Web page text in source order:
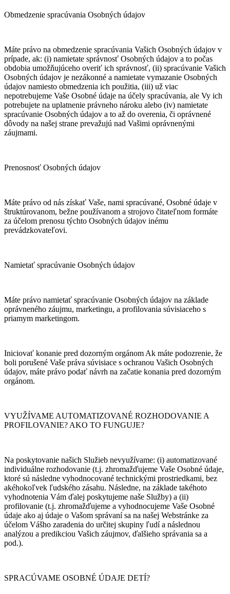
Obmedzenie spracúvania Osobných údajov
Máte právo na obmedzenie spracúvania Vašich Osobných údajov v
prípade, ak: (i) namietate správnosť Osobných údajov a to počas
obdobia umožňujúceho overiť ich správnosť, (ii) spracúvanie Vašich
Osobných údajov je nezákonné a namietate vymazanie Osobných
údajov namiesto obmedzenia ich použitia, (iii) už viac
nepotrebujeme Vaše Osobné údaje na účely spracúvania, ale Vy ich
potrebujete na uplatnenie právneho nároku alebo (iv) namietate
spracúvanie Osobných údajov a to až do overenia, či oprávnené
dôvody na našej strane prevažujú nad Vašimi oprávnenými
záujmami.
Prenosnosť Osobných údajov
Máte právo od nás získať Vaše, nami spracúvané, Osobné údaje v
štruktúrovanom, bežne používanom a strojovo čitateľnom formáte
za účelom prenosu týchto Osobných údajov inému
prevádzkovateľovi.
Namietať spracúvanie Osobných údajov
Máte právo namietať spracúvanie Osobných údajov na základe
oprávneného záujmu, marketingu, a profilovania súvisiaceho s
priamym marketingom.
Iniciovať konanie pred dozorným orgánom Ak máte podozrenie, že
boli porušené Vaše práva súvisiace s ochranou Vašich Osobných
údajov, máte právo podať návrh na začatie konania pred dozorným
orgánom.
VYUŽÍVAME AUTOMATIZOVANÉ ROZHODOVANIE A
PROFILOVANIE? AKO TO FUNGUJE?
Na poskytovanie našich Služieb nevyužívame: (i) automatizované
individuálne rozhodovanie (t.j. zhromažďujeme Vaše Osobné údaje,
ktoré sú následne vyhodnocované technickými prostriedkami, bez
akéhokoľvek ľudského zásahu. Následne, na základe takéhoto
vyhodnotenia Vám ďalej poskytujeme naše Služby) a (ii)
profilovanie (t.j. zhromažďujeme a vyhodnocujeme Vaše Osobné
údaje ako aj údaje o Vašom správaní sa na našej Webstránke za
účelom Vášho zaradenia do určitej skupiny ľudí a následnou
analýzou a predikciou Vašich záujmov, ďalšieho správania sa a
pod.).
SPRACÚVAME OSOBNÉ ÚDAJE DETÍ?